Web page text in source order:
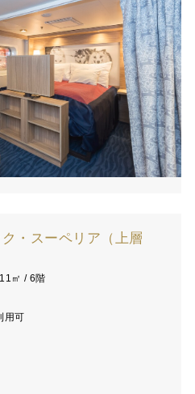
ク・スーペリア（上層
㎡ / 6階
用可